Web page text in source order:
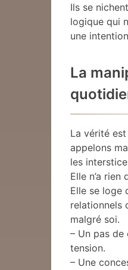
Ils se
logique qui
une
La
La vérité
appelons
les
Elle n’a rien
Elle se loge
relationnels
malgré soi.
– Un pas
tension.
– Une